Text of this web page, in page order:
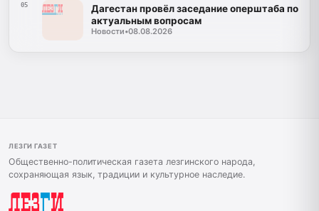
05
Дагестан провёл заседание оперштаба по
актуальным вопросам
Новости•08.08.2026
ЛЕЗГИ ГАЗЕТ
Общественно-политическая газета лезгинского народа,
сохраняющая язык, традиции и культурное наследие.